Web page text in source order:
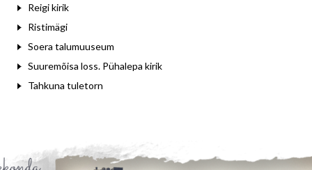
Reigi kirik
Ristimägi
Soera talumuuseum
Suuremõisa loss. Pühalepa kirik
Tahkuna tuletorn